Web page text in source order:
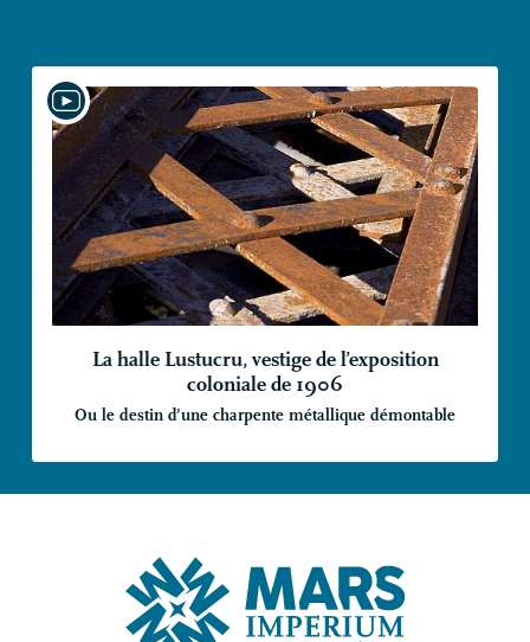
La halle Lustucru, vestige de l’exposition
coloniale de 1906
Ou le destin d’une charpente métallique démontable